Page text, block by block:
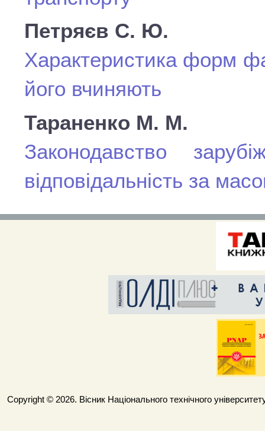
Петряєв С. Ю.
Характеристика форм
його вчиняють
Тараненко М. М.
Законодавство
відповідальність за
Copyright © 2026. Вісник Національного технічного